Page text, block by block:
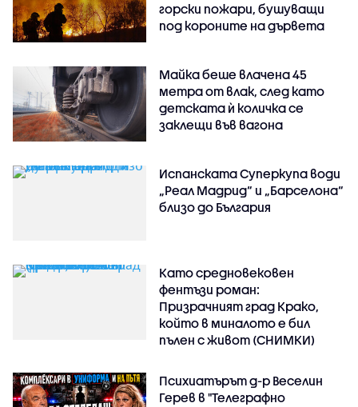
горски пожари, бушуващи
под короните на дървета
Майка беше влачена 45
метра от влак, след като
детската ѝ количка се
заклещи във вагона
Испанската Суперкупа води
„Реал Мадрид“ и „Барселона“
близо до България
Като средновековен
фентъзи роман:
Призрачният град Крако,
който в миналото е бил
пълен с живот (СНИМКИ)
Психиатърът д-р Веселин
Герев в "Телеграфно